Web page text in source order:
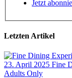
Jetzt
Letzten Artikel
23. April 2025 Fine
Adults Only